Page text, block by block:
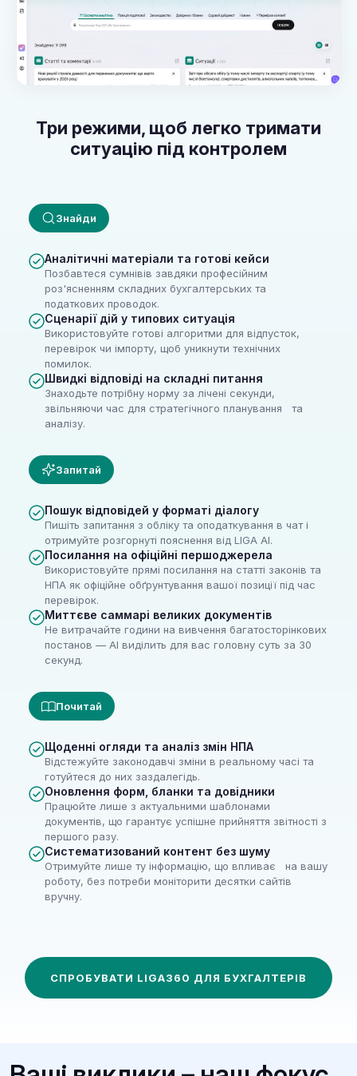
Три режими, щоб легко тримати
ситуацію під контролем
Знайди
Аналітичні матеріали та готові кейси
Позбавтеся сумнівів завдяки професійним
роз'ясненням складних бухгалтерських та
податкових проводок.
Сценарії дій у типових ситуація
Використовуйте готові алгоритми для відпусток,
перевірок чи імпорту, щоб уникнути технічних
помилок.
Швидкі відповіді на складні питання
Знаходьте потрібну норму за лічені секунди,
звільняючи час для стратегічного планування та
аналізу.
Запитай
Пошук відповідей у форматі діалогу
Пишіть запитання з обліку та оподаткування в чат і
отримуйте розгорнуті пояснення від LIGA AI.
Посилання на офіційні першоджерела
Використовуйте прямі посилання на статті законів та
НПА як офіційне обґрунтування вашої позиції під час
перевірок.
Миттєве саммарі великих документів
Не витрачайте години на вивчення багатосторінкових
постанов — AI виділить для вас головну суть за 30
секунд.
Почитай
Щоденні огляди та аналіз змін НПА
Відстежуйте законодавчі зміни в реальному часі та
готуйтеся до них заздалегідь.
Оновлення форм, бланки та довідники
Працюйте лише з актуальними шаблонами
документів, що гарантує успішне прийняття звітності з
першого разу.
Систематизований контент без шуму
Отримуйте лише ту інформацію, що впливає на вашу
роботу, без потреби моніторити десятки сайтів
вручну.
СПРОБУВАТИ LIGA360 ДЛЯ БУХГАЛТЕРІВ